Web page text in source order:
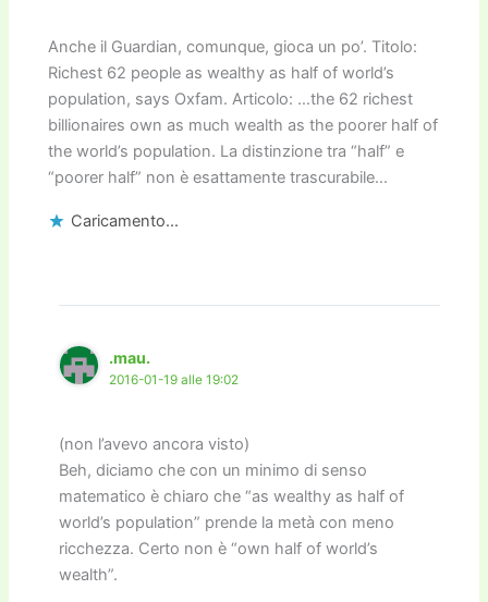
Anche il Guardian, comunque, gioca un po’. Titolo:
Richest 62 people as wealthy as half of world’s
population, says Oxfam. Articolo: …the 62 richest
billionaires own as much wealth as the poorer half of
the world’s population. La distinzione tra “half” e
“poorer half” non è esattamente trascurabile…
Caricamento...
.mau.
2016-01-19 alle 19:02
(non l’avevo ancora visto)
Beh, diciamo che con un minimo di senso
matematico è chiaro che “as wealthy as half of
world’s population” prende la metà con meno
ricchezza. Certo non è “own half of world’s
wealth”.